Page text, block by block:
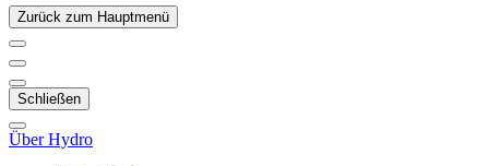
Zurück zum Hauptmenü
Schließen
Über Hydro